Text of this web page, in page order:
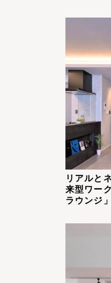
リアルと
来型ワー
ラウンジ」